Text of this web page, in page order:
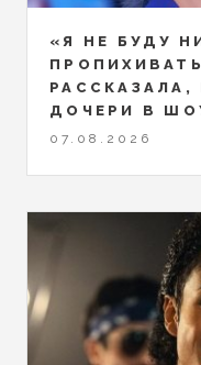
«Я НЕ БУДУ
ДОЧЕРИ В
07.08.2026